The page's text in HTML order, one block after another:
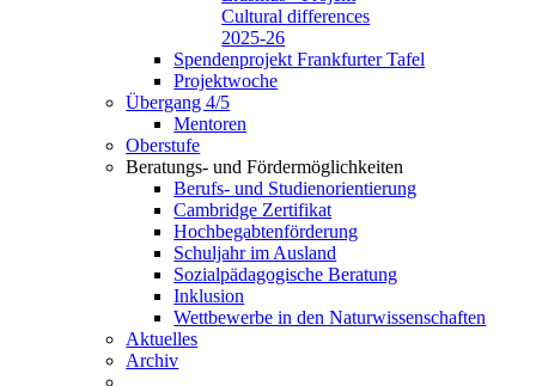
Cultural differences
2025-26
Spendenprojekt Frankfurter Tafel
Projektwoche
Übergang 4/5
Mentoren
Oberstufe
Beratungs- und Fördermöglichkeiten
Berufs- und Studienorientierung
Cambridge Zertifikat
Hochbegabtenförderung
Schuljahr im Ausland
Sozialpädagogische Beratung
Inklusion
Wettbewerbe in den Naturwissenschaften
Aktuelles
Archiv